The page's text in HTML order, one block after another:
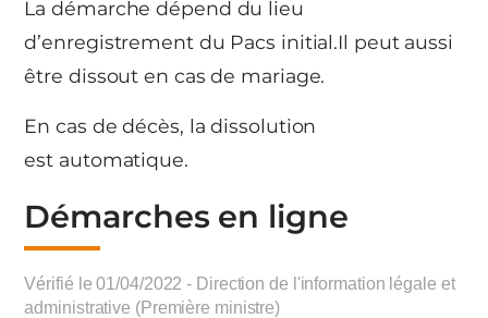
La démarche dépend du lieu
d’enregistrement du Pacs initial.Il peut aussi
être dissout en cas de mariage.
En cas de décès, la dissolution
est automatique.
Démarches en ligne
Vérifié le 01/04/2022 - Direction de l'information légale et
administrative (Première ministre)